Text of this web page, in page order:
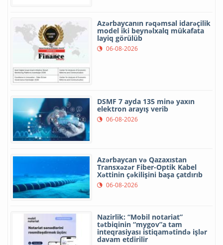
Azərbaycanın rəqəmsal idarəçilik
model iki beynəlxalq mükafata
layiq görülüb
06-08-2026
DSMF 7 ayda 135 minə yaxın
elektron arayış verib
06-08-2026
Azərbaycan və Qazaxıstan
Transxəzər Fiber-Optik Kabel
Xəttinin çəkilişini başa çatdırıb
06-08-2026
Nazirlik: “Mobil notariat”
tətbiqinin “mygov”a tam
inteqrasiyası istiqamətində işlər
davam etdirilir